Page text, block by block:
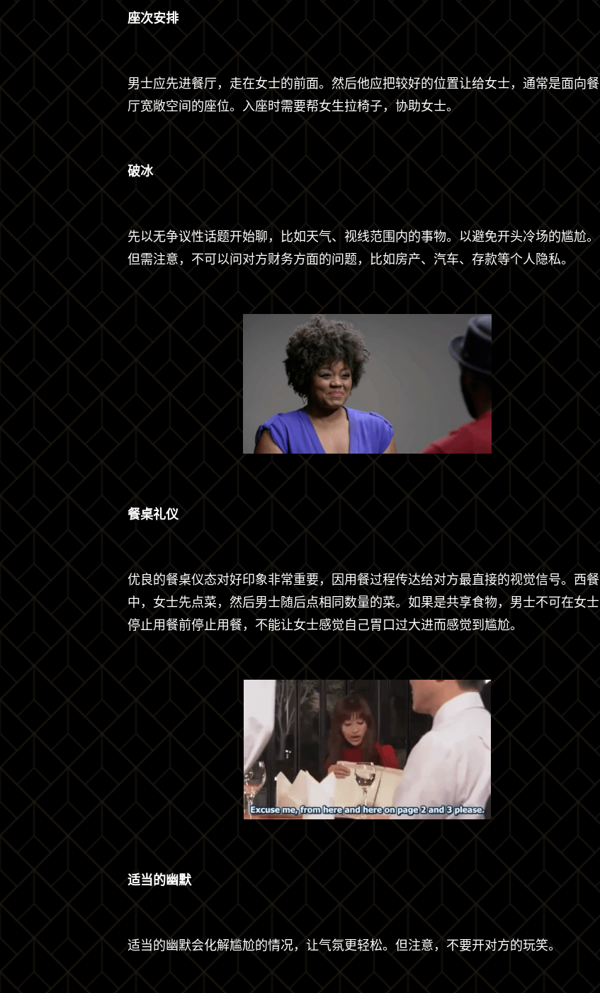
座次安排
男士应先进餐厅，走在女士的前面。然后他应把较好的位置让给女士，通常是面向餐
厅宽敞空间的座位。入座时需要帮女生拉椅子，协助女士。
破冰
先以无争议性话题开始聊，比如天气、视线范围内的事物。以避免开头冷场的尴尬。
但需注意，不可以问对方财务方面的问题，比如房产、汽车、存款等个人隐私。
餐桌礼仪
优良的餐桌仪态对好印象非常重要，因用餐过程传达给对方最直接的视觉信号。西餐
中，女士先点菜，然后男士随后点相同数量的菜。如果是共享食物，男士不可在女士
停止用餐前停止用餐，不能让女士感觉自己胃口过大进而感觉到尴尬。
适当的幽默
适当的幽默会化解尴尬的情况，让气氛更轻松。但注意，不要开对方的玩笑。